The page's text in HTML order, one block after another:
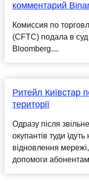
комментарий
Комиссия по
(CFTC) подала в
Bloomberg....
Ритейл Київстар
території
Одразу після
окупантів туди
відновлення
допомоги